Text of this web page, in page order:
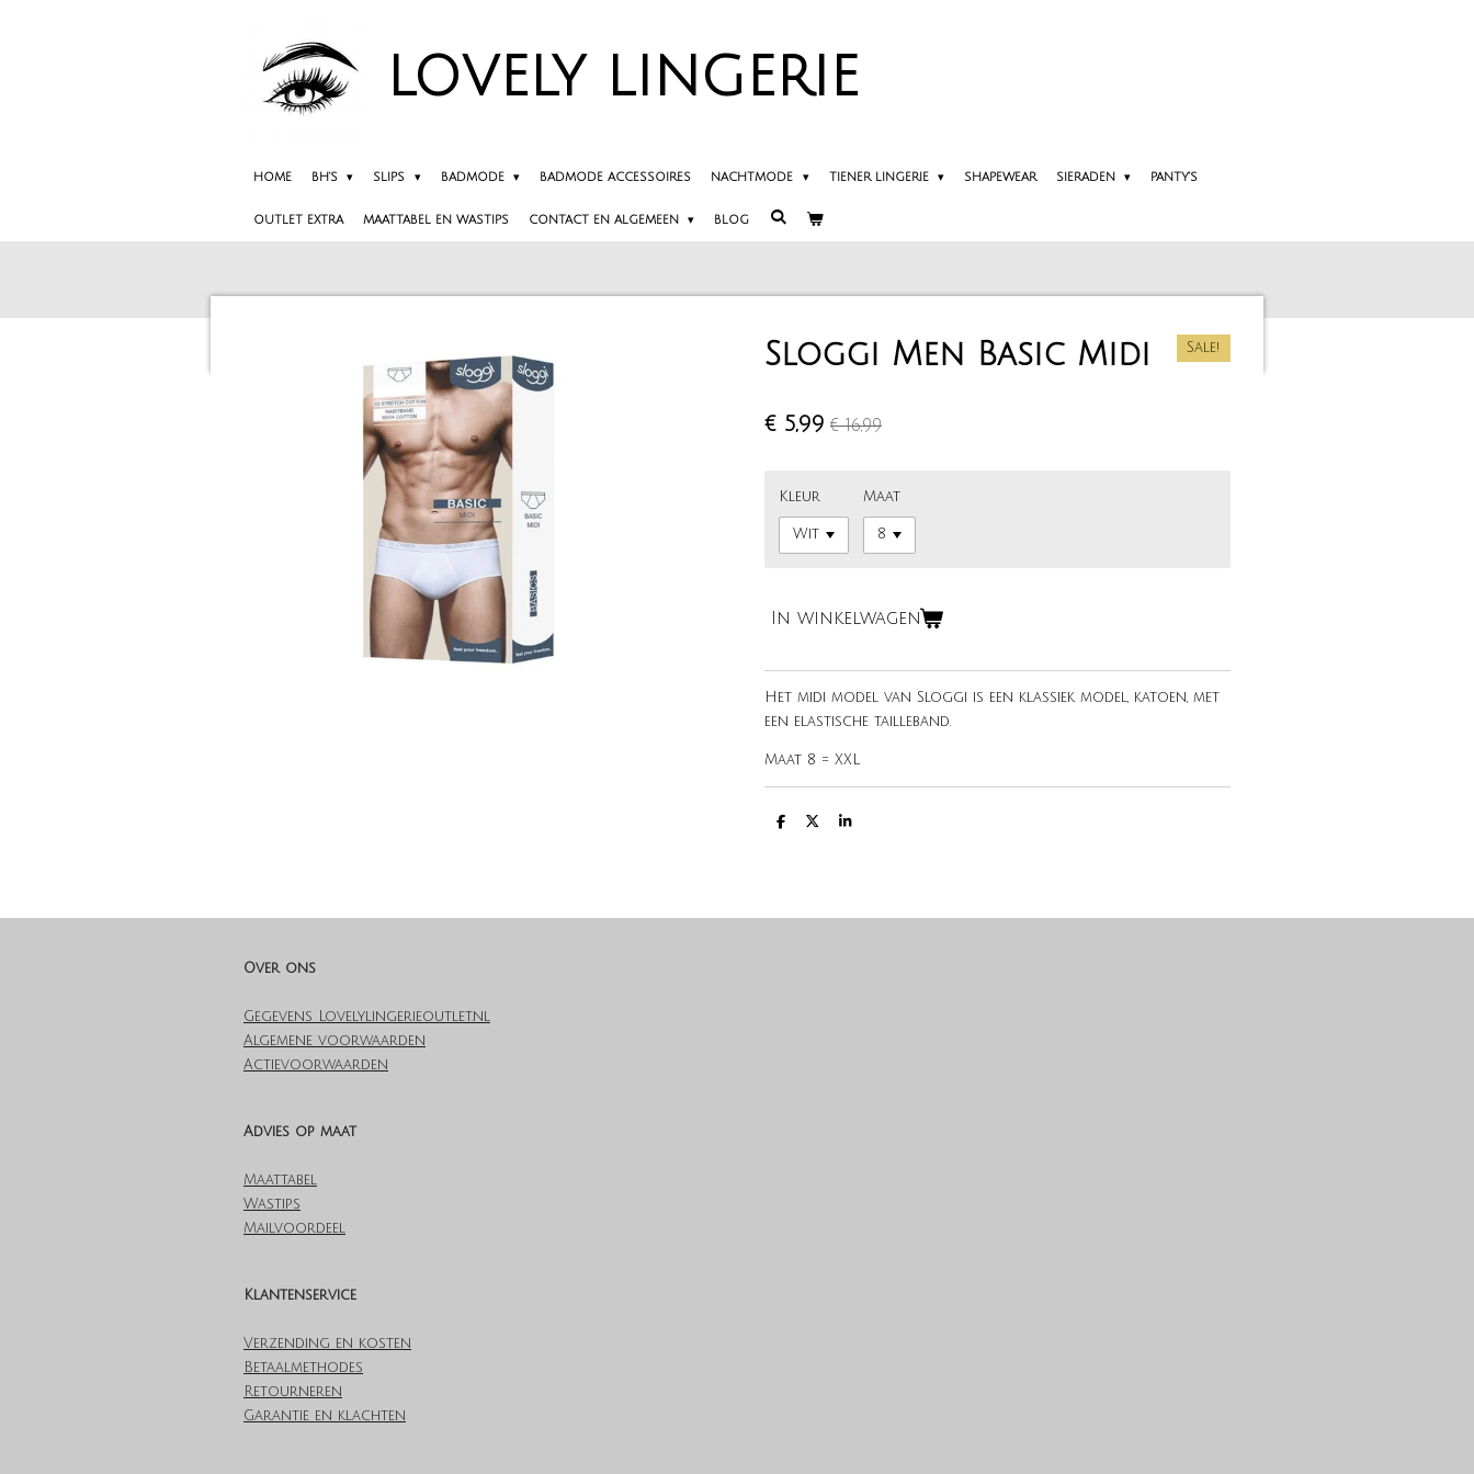
LOVELY LINGERIE
HOME BH'S SLIPS BADMODE BADMODE ACCESSOIRES NACHTMODE TIENER LINGERIE SHAPEWEAR SIERADEN PANTY'S
OUTLET EXTRA MAATTABEL EN WASTIPS CONTACT EN ALGEMEEN BLOG
Sloggi Men Basic Midi Sale!
€ 5,99 € 16,99
Kleur Maat
In winkelwagen
Het midi model van Sloggi is een klassiek model, katoen, met
een elastische tailleband.
Maat 8 = XXL
D
D
S
Over ons
Gegevens Lovelylingerieoutlet.nl
Algemene voorwaarden
Actievoorwaarden
Advies op maat
Maattabel
Wastips
Mailvoordeel
Klantenservice
Verzending en kosten
Betaalmethodes
Retourneren
Garantie en klachten